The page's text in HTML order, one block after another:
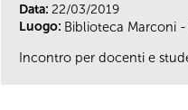
Data: 22/03/2019
Luogo: Biblioteca Marconi
Incontro per docenti e